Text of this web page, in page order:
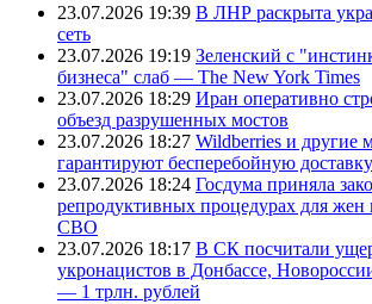
23.07.2026 19:39 В ЛНР раскрыта
сеть
23.07.2026 19:19 Зеленский с
бизнеса" слаб — The New York Times
23.07.2026 18:29 Иран оперативно
объезд разрушенных мостов
23.07.2026 18:27 Wildberries и другие
гарантируют бесперебойную доставку
23.07.2026 18:24 Госдума приняла
репродуктивных процедурах для жен
СВО
23.07.2026 18:17 В СК посчитали
укронацистов в Донбассе,
— 1 трлн. рублей